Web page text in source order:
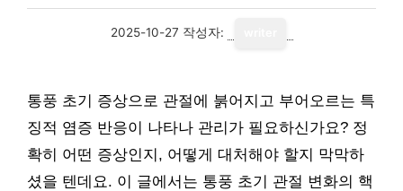
2025-10-27 작성자:
통풍 초기 증상으로 관절에 붉어지고 부어오르는 특
징적 염증 반응이 나타나 관리가 필요하신가요? 정
확히 어떤 증상인지, 어떻게 대처해야 할지 막막하
셨을 텐데요. 이 글에서는 통풍 초기 관절 변화의 핵